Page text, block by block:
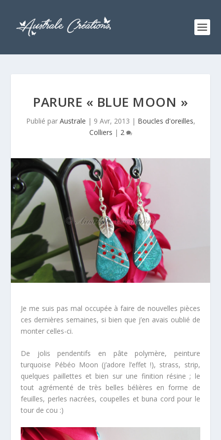
PARURE « BLUE MOON »
Publié par Australe | 9 Avr, 2013 | Boucles d'oreilles,
Colliers | 2
Je me suis pas mal occupée à faire de nouvelles pièces
ces dernières semaines, si bien que j’en avais oublié de
monter celles-ci.
De jolis pendentifs en pâte polymère, peinture
turquoise Pébéo Moon (j’adore l’effet !), strass, strip,
quelques paillettes et bien sur une finition résine ; le
tout agrémenté de très belles bélières en forme de
feuilles, perles nacrées, coupelles et buna cord pour le
tour de cou :)